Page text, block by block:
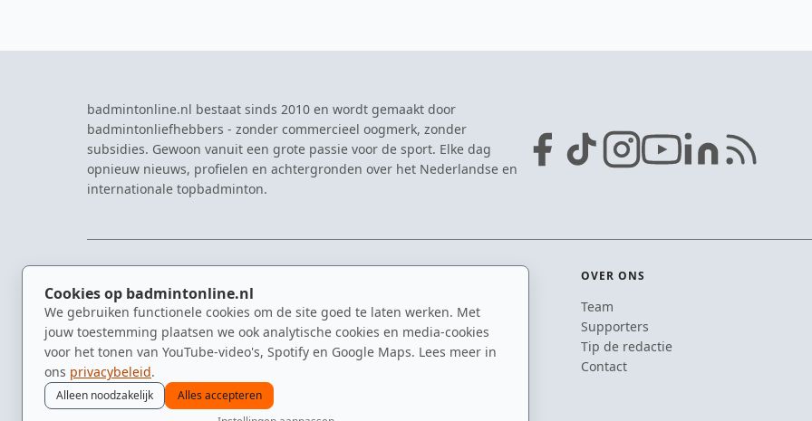
Cookies op badmintonline.nl
We gebruiken functionele cookies om de site goed te laten werken. Met
jouw toestemming plaatsen we ook analytische cookies en media-cookies
voor het tonen van YouTube-video's, Spotify en Google Maps. Lees meer in
ons privacybeleid.
Alleen noodzakelijk
Alles accepteren
badmintonline.nl bestaat sinds 2010 en wordt gemaakt door
badmintonliefhebbers - zonder commercieel oogmerk, zonder
subsidies. Gewoon vanuit een grote passie voor de sport. Elke dag
opnieuw nieuws, profielen en achtergronden over het Nederlandse en
internationale topbadminton.
Nieuws
Kennisbank
Spelers
Clubs
Video's
Eredivisie
NK Badminton
Dutch Open
Zomerbadminton
OVER ONS
Team
Supporters
Tip de redactie
Contact